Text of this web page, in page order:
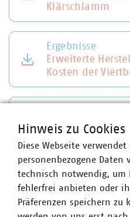
Klärschlamm
Ergebnisse
Erweiterte
Kosten der
Wie
Einschränkung
Hitzesommern
Hinweis zu Cookies
Diese Webseite verwendet
personenbezogene Daten
technisch notwendig, um
fehlerfrei anbieten oder
Präferenzen speichern zu